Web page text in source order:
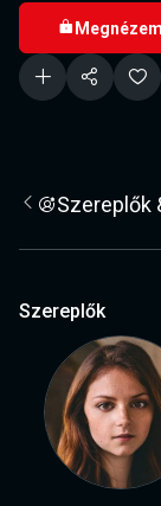
Megnézem
Szereplők
Szereplők